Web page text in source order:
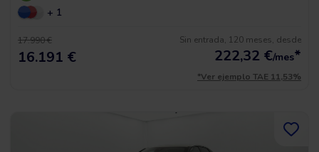
+ 1
17.990 €
16.191 €
Sin entrada, 120 meses, desde
222,32 €/mes*
*Ver ejemplo TAE 11,53%